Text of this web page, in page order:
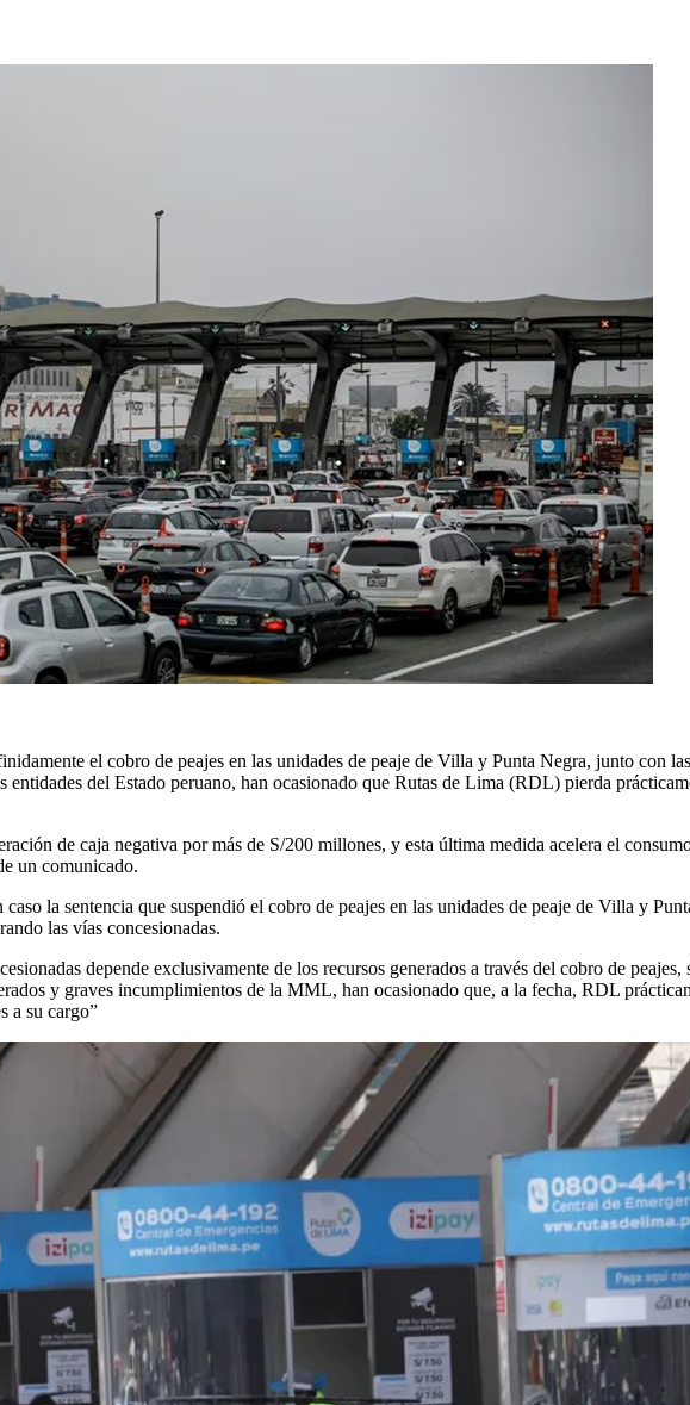
el cobro de peajes en las unidades de peaje de Villa y Punta Negra, junto con
del Estado peruano, han ocasionado que Rutas de Lima (RDL) pierda
de caja negativa por más de S/200 millones, y esta última medida acelera el
un comunicado.
la sentencia que suspendió el cobro de peajes en las unidades de peaje de Villa y
las vías concesionadas.
depende exclusivamente de los recursos generados a través del cobro de
y graves incumplimientos de la MML, han ocasionado que, a la fecha, RDL
a su cargo”